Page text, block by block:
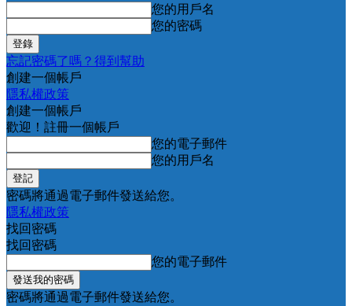
您的用戶名
您的密碼
忘記密碼了嗎？得到幫助
創建一個帳戶
隱私權政策
創建一個帳戶
歡迎！註冊一個帳戶
您的電子郵件
您的用戶名
密碼將通過電子郵件發送給您。
隱私權政策
找回密碼
找回密碼
您的電子郵件
密碼將通過電子郵件發送給您。